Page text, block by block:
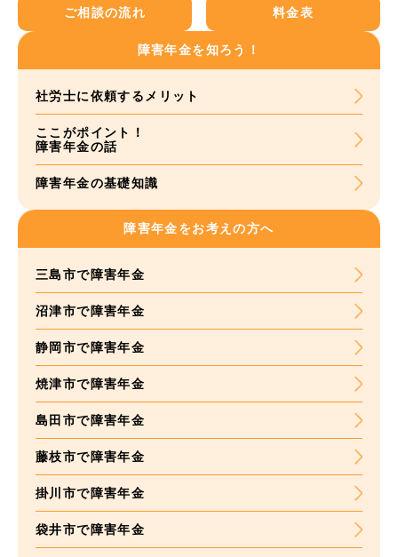
ご相談の流れ 料金表
障害年金を知ろう！
社労士に依頼するメリット
ここがポイント！
障害年金の話
障害年金の基礎知識
障害年金をお考えの方へ
三島市で障害年金
沼津市で障害年金
静岡市で障害年金
焼津市で障害年金
島田市で障害年金
藤枝市で障害年金
掛川市で障害年金
袋井市で障害年金